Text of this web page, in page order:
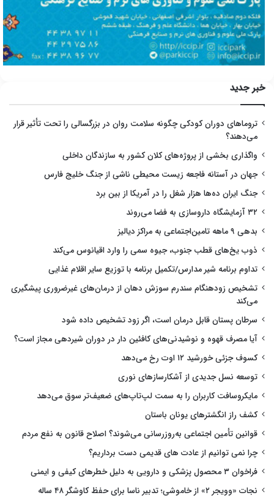
خبر جدید
تروماهای دوران کودکی چگونه سلامت روان در بزرگسالی را تحت تأثیر قرار
می‌دهند؟
واگذاری بخشی از پروژه‌های کلان کشور به سازندگان داخلی
جهان در آستانه فاجعه زیست محیطی ناشی از جنگ خلیج فارس
جنگ ایران ده‌ها هزار شغل را در آمریکا از بین برد
۳۲ آزمایشگاه داروسازی به فضا می‌روند
بدهی ۹ ماهه تامین‌اجتماعی به مراکز دیالیز
ذوب یخ‌های قطب جنوب، جیوه سمی را وارد اقیانوس می‌کند
تداوم برنامه شیر مدارس/تکمیل برنامه با توزیع سایر اقلام غذایی
تشخیص زودهنگام سندرم سوزش دهان از درمان‌های غیرضروری پیشگیری
می‌کند
سرطان پستان قابل درمان است، اگر زود تشخیص داده شود
آیا مصرف قهوه و نوشیدنی‌های کافئین دار در دوران شیردهی مجاز است؟
کسوف جزئی خورشید ۱۲ اوت رخ می‌دهد
توسعه نسل جدیدی از آشکارسازهای نوری
مایکروسافت کاربران را به سمت لپ‌تاپ‌های ضعیف‌تر سوق می‌دهد
کشف راز انگشترهای یونان باستان
قوانین تأمین اجتماعی به‌روزرسانی می‌شوند؟ اصلاح قانون به نفع مردم
چرا نمی توانیم از عادت های قدیمی دست برداریم؟
فراخوان ۳ محصول پزشکی و دارویی به دلیل خطرهای کیفی و ایمنی
نجات «وویجر ۲» از خاموشی؛ تدبیر ناسا برای حفظ کاوشگر ۴۸ ساله